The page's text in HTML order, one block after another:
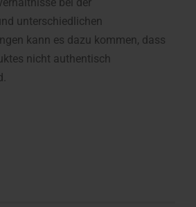
unterschiedlichen
kann es dazu kommen, dass
nicht authentisch